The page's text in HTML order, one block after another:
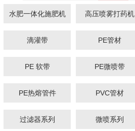
2
水肥一体化施肥机 高压喷雾打药机
滴灌带 PE管材
PE 软带 PE微喷带
PE热熔管件 PVC管材
过滤器系列 微喷系列